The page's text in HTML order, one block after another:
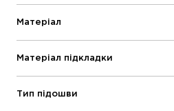
Матеріал
Матеріал підкладки
Тип підошви